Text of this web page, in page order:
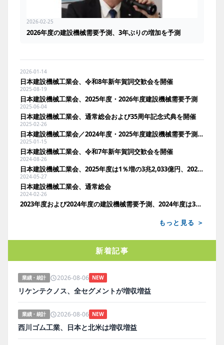
2026-02-25
2026年度の建設機械需要予測、3年ぶりの増加を予測
2026-01-14
日本建設機械工業会、令和8年新年賀詞交歓会を開催
2025-08-19
日本建設機械工業会、2025年度・2026年度建設機械需要予測
2025-06-04
日本建設機械工業会、通常総会および35周年記念式典を開催
2025-02-26
日本建設機械工業会／2024年度・2025年度建設機械需要予測、2025年度は出荷金額2兆9,714億円で前年度並み
2025-01-15
日本建設機械工業会、令和7年新年賀詞交歓会を開催
2024-08-26
日本建設機械工業会、2025年度は1％増の3兆2,033億円、2024年度は3兆1,610億円で4年振りに減少
2024-05-27
日本建設機械工業会、通常総会
2024-02-26
2023年度および2024年度の建設機械需要予測、2024年度は3兆3,291億円で過去最高更新
もっと見る ＞
新着記事
業績・統計 2026-08-06 NEW
リケンテクノス、全セグメントが増収増益
業績・統計 2026-08-06 NEW
西川ゴム工業、日本と北米は増収増益